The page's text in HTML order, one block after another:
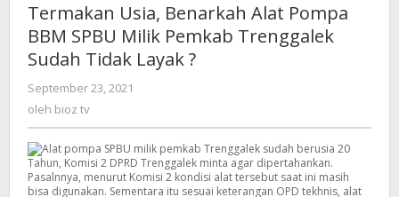
Alat
Pompa
Trenggalek
Sudah
Tidak
Layak
Termakan Usia, Benarkah Alat Pompa
BBM SPBU Milik Pemkab Trenggalek
Sudah Tidak Layak ?
September 23, 2021
oleh bioz tv